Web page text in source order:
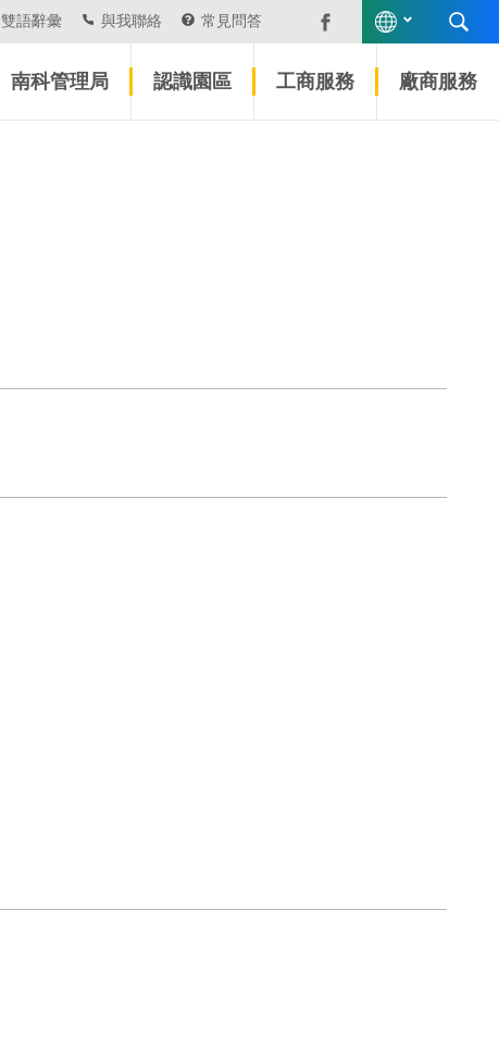
雙語辭彙 與我聯絡 常見問答
南科管理局 認識園區 工商服務 廠商服務